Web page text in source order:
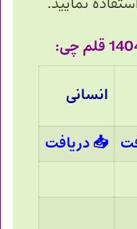
انسانی
📥دریافت